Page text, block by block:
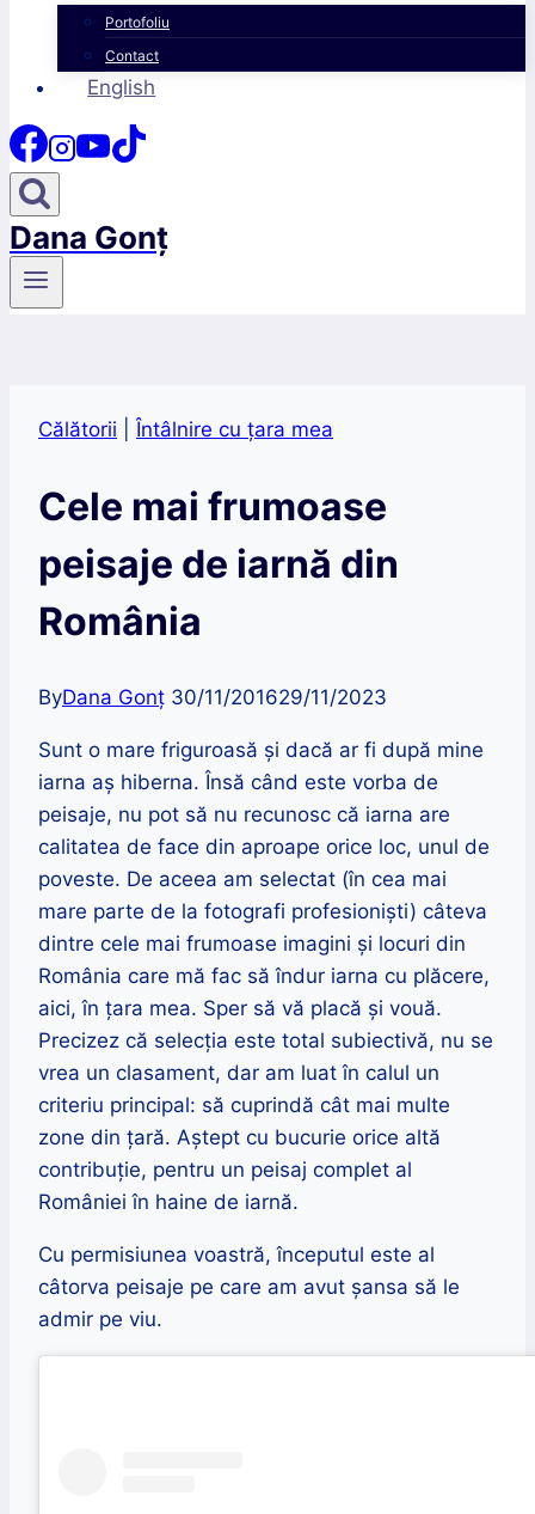
Portofoliu
Contact
English
Dana Gonț
Călătorii Întâlnire cu țara mea
Cele mai frumoase
peisaje de iarnă din
România
ByDana Gonț 30/11/201629/11/2023
Sunt o mare friguroasă și dacă ar fi după mine
iarna aș hiberna. Însă când este vorba de
peisaje, nu pot să nu recunosc că iarna are
calitatea de face din aproape orice loc, unul de
poveste. De aceea am selectat (în cea mai
mare parte de la fotografi profesioniști) câteva
dintre cele mai frumoase imagini și locuri din
România care mă fac să îndur iarna cu plăcere,
aici, în țara mea. Sper să vă placă și vouă.
Precizez că selecția este total subiectivă, nu se
vrea un clasament, dar am luat în calul un
criteriu principal: să cuprindă cât mai multe
zone din țară. Aștept cu bucurie orice altă
contribuție, pentru un peisaj complet al
României în haine de iarnă.
Cu permisiunea voastră, începutul este al
câtorva peisaje pe care am avut șansa să le
admir pe viu.